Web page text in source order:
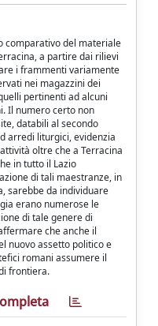
comparativo del materiale
a partire dai rilievi
i frammenti variamente
nei magazzini dei
pertinenti ad alcuni
Il numero certo non
databili al secondo
arredi liturgici, evidenzia
oltre che a Terracina
in tutto il Lazio
di tali maestranze, in
sarebbe da individuare
erano numerose le
di tale genere di
che anche il
nuovo assetto politico e
romani assumere il
frontiera.